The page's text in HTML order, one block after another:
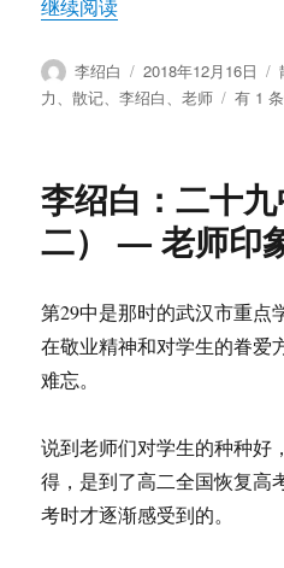
继续阅读“李绍白：二十九
作
者
李绍白
发
布
2018年12月16日
力、散记、李绍白、老师
李
十
九
中
记
（之
三）
力
老
有 1
李绍白：二十
二） — 老师印
第29中是那时的武汉市重点
在敬业精神和对学生的眷爱
难忘。
说到老师们对学生的种种好
得，是到了高二全国恢复高
考时才逐渐感受到的。